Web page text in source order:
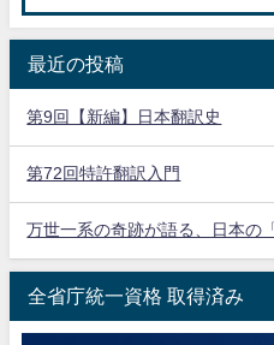
最近の投稿
第9回【新編】日本翻訳史
第72回特許翻訳入門
万世一系の奇跡が語る、日本の
全省庁統一資格 取得済み